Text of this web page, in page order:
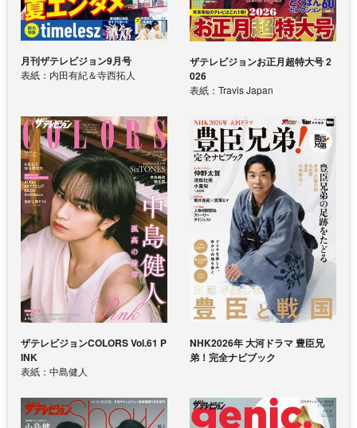
月刊ザテレビジョン9月号
表紙：内田有紀＆寺西拓人
ザテレビジョンお正月超特大号 2
026
表紙：Travis Japan
ザテレビジョンCOLORS Vol.61 P
INK
表紙：中島健人
NHK2026年 大河ドラマ 豊臣兄
弟！完全ナビブック